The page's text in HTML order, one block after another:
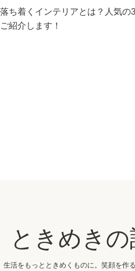
落ち着くインテリアとは？人気の
ご紹介します！
ときめきの
生活をもっとときめくものに。笑顔を作